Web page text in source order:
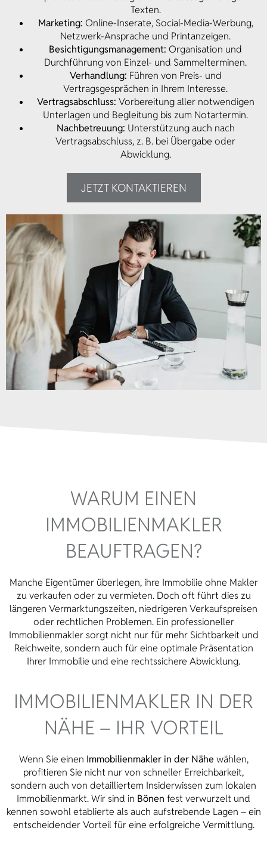
Texten.
Marketing: Online-Inserate, Social-Media-Werbung,
Netzwerk-Ansprache und Printanzeigen.
Besichtigungsmanagement: Organisation und
Durchführung von Einzel- und Sammelterminen.
Verhandlung: Führen von Preis- und
Vertragsgesprächen in Ihrem Interesse.
Vertragsabschluss: Vorbereitung aller notwendigen
Unterlagen und Begleitung bis zum Notartermin.
Nachbetreuung: Unterstützung auch nach
Vertragsabschluss, z. B. bei Übergabe oder
Abwicklung.
JETZT KONTAKTIEREN
WARUM EINEN
IMMOBILIENMAKLER
BEAUFTRAGEN?
Manche Eigentümer überlegen, ihre Immobilie ohne Makler
zu verkaufen oder zu vermieten. Doch oft führt dies zu
längeren Vermarktungszeiten, niedrigeren Verkaufspreisen
oder rechtlichen Problemen. Ein professioneller
Immobilienmakler sorgt nicht nur für mehr Sichtbarkeit und
Reichweite, sondern auch für eine optimale Präsentation
Ihrer Immobilie und eine rechtssichere Abwicklung.
IMMOBILIENMAKLER IN DER
NÄHE – IHR VORTEIL
Wenn Sie einen Immobilienmakler in der Nähe wählen,
profitieren Sie nicht nur von schneller Erreichbarkeit,
sondern auch von detailliertem Insiderwissen zum lokalen
Immobilienmarkt. Wir sind in Bönen fest verwurzelt und
kennen sowohl etablierte als auch aufstrebende Lagen – ein
entscheidender Vorteil für eine erfolgreiche Vermittlung.